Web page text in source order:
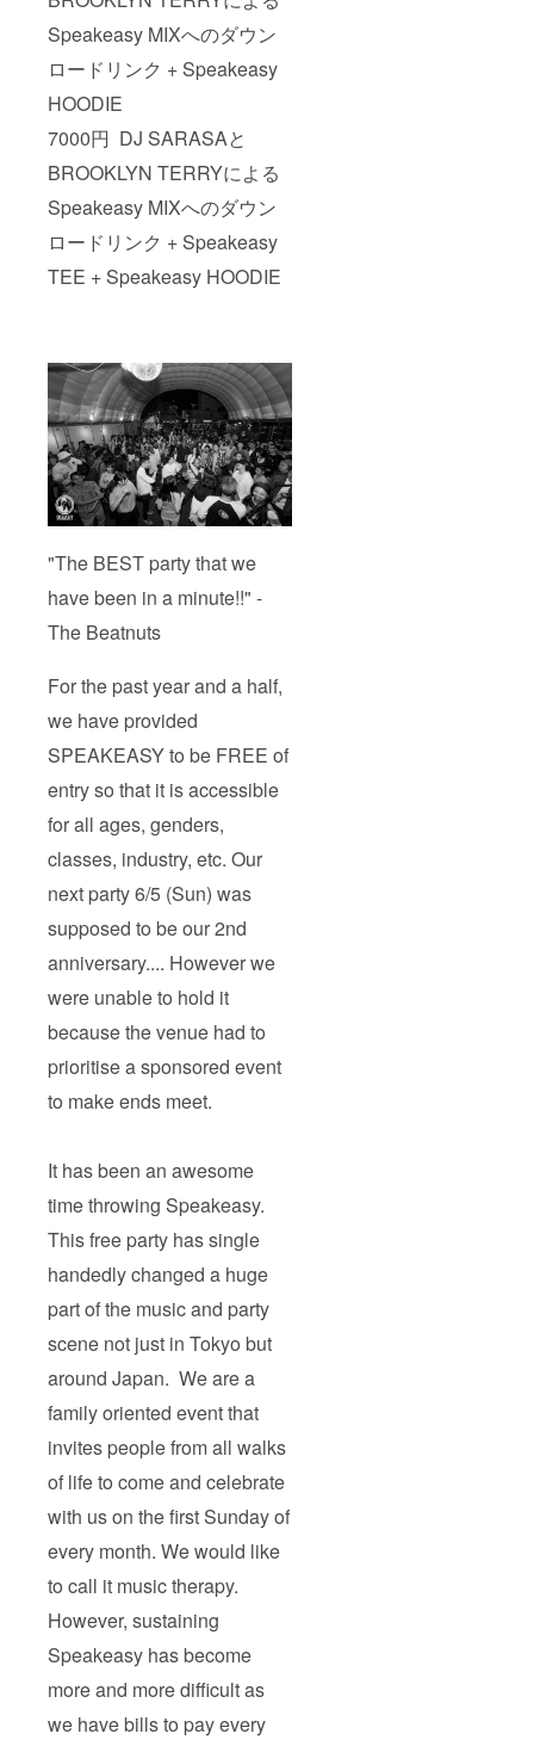
Speakeasy MIXへのダウン
ロードリンク + Speakeasy
HOODIE
7000円 DJ SARASAと
BROOKLYN TERRYによる
Speakeasy MIXへのダウン
ロードリンク + Speakeasy
TEE + Speakeasy HOODIE
"The BEST party that we
have been in a minute!!" -
The Beatnuts
For the past year and a half,
we have provided
SPEAKEASY to be FREE of
entry so that it is accessible
for all ages, genders,
classes, industry, etc. Our
next party 6/5 (Sun) was
supposed to be our 2nd
anniversary.... However we
were unable to hold it
because the venue had to
prioritise a sponsored event
to make ends meet.
It has been an awesome
time throwing Speakeasy.
This free party has single
handedly changed a huge
part of the music and party
scene not just in Tokyo but
around Japan. We are a
family oriented event that
invites people from all walks
of life to come and celebrate
with us on the first Sunday of
every month. We would like
to call it music therapy.
However, sustaining
Speakeasy has become
more and more difficult as
we have bills to pay every